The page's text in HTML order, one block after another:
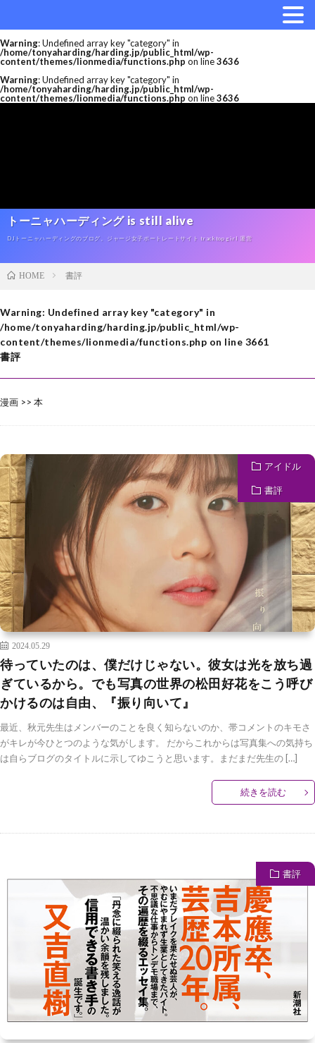
Warning: Undefined array key "category" in
/home/tonyaharding/harding.jp/public_html/wp-
content/themes/lionmedia/functions.php on line3636
Warning: Undefined array key "category" in
/home/tonyaharding/harding.jp/public_html/wp-
content/themes/lionmedia/functions.php on line3636
トーニャハーディング is still alive
DJトーニャハーディングのブログ。ジャージ女子ポートレートサイト tracktop girl 運営
HOME 書評
Warning: Undefined array key "category" in
/home/tonyaharding/harding.jp/public_html/wp-
content/themes/lionmedia/functions.php on line 3661
書評
漫画 >> 本
アイドル
書評
2024.05.29
待っていたのは、僕だけじゃない。彼女は光を放ち過
ぎているから。でも写真の世界の松田好花をこう呼び
かけるのは自由、『振り向いて』
最近、秋元先生はメンバーのことを良く知らないのか、帯コメントのキモさ
がキレが今ひとつのような気がします。 だからこれからは写真集への気持ち
は自らブログのタイトルに示してゆこうと思います。まだまだ先生の […]
続きを読む
書評